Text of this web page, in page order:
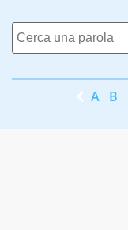
A B